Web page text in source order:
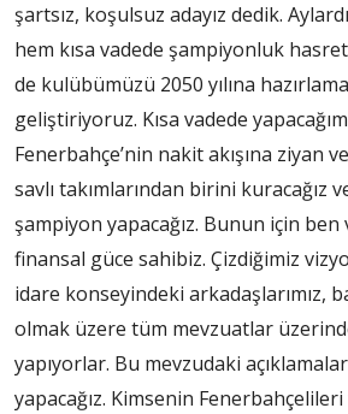
şartsız, koşulsuz adayız dedik.
hem kısa vadede şampiyonluk
de kulübümüzü 2050 yılına
geliştiriyoruz. Kısa vadede
Fenerbahçe’nin nakit akışına ziyan
savlı takımlarından birini kuracağız
şampiyon yapacağız. Bunun için ben
finansal güce sahibiz. Çizdiğimiz
idare konseyindeki arkadaşlarımız,
olmak üzere tüm mevzuatlar
yapıyorlar. Bu mevzudaki
yapacağız. Kimsenin